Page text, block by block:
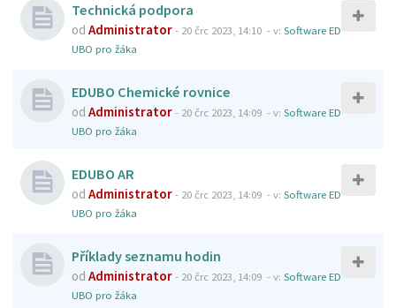
Technická podpora
od Administrator- 20 črc 2023, 14:10 - v: Software ED
UBO pro žáka
EDUBO Chemické rovnice
od Administrator- 20 črc 2023, 14:09 - v: Software ED
UBO pro žáka
EDUBO AR
od Administrator- 20 črc 2023, 14:09 - v: Software ED
UBO pro žáka
Příklady seznamu hodin
od Administrator- 20 črc 2023, 14:09 - v: Software ED
UBO pro žáka